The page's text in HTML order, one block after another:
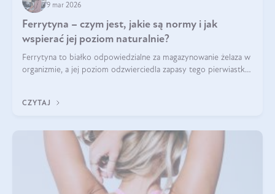
9 mar 2026
Ferrytyna – czym jest, jakie są normy i jak
wspierać jej poziom naturalnie?
Ferrytyna to białko odpowiedzialne za magazynowanie żelaza w
organizmie, a jej poziom odzwierciedla zapasy tego pierwiastka.
funkcjonowanie (
CZYTAJ